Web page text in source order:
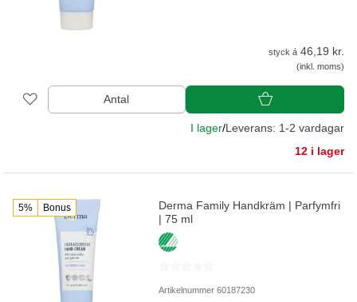
styck á 46,19 kr.
(inkl. moms)
Antal
I lager/Leverans: 1-2 vardagar
12 i lager
5% Bonus
Derma Family Handkräm | Parfymfri
| 75 ml
Artikelnummer 60187230